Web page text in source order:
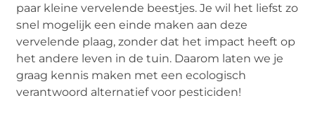
paar kleine vervelende beestjes. Je wil het liefst zo
snel mogelijk een einde maken aan deze
vervelende plaag, zonder dat het impact heeft op
het andere leven in de tuin. Daarom laten we je
graag kennis maken met een ecologisch
verantwoord alternatief voor pesticiden!